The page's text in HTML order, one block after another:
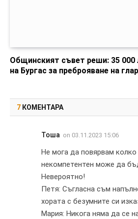
Общинският съвет реши: 35
на Бургас за преброяване на
7 КОМЕНТАРА
Тоша on 03.11.2023 15:06
Не мога да повярвам колко
некомпетентен може да
Невероятно!
Петя: Съгласна съм
хората с безумните си
Мария: Никога няма да се